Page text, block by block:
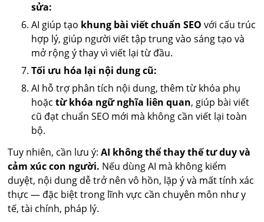
sửa:
AI giúp tạo khung bài viết chuẩn SEO với cấu trúc
hợp lý, giúp người viết tập trung vào sáng tạo và
mở rộng ý thay vì viết lại từ đầu.
Tối ưu hóa lại nội dung cũ:
AI hỗ trợ phân tích nội dung, thêm từ khóa phụ
hoặctừ khóa ngữ nghĩa liên quan, giúp bài viết
cũ đạt chuẩn SEO mới mà không cần viết lại toàn
bộ.
Tuy nhiên, cần lưu ý:AI không thể thay thế tư duy và
cảm xúc con người. Nếu dùng AI mà không kiểm
duyệt, nội dung dễ trở nên vô hồn, lặp ý và mất tính xác
thực — đặc biệt trong lĩnh vực cần chuyên môn như y
tế, tài chính, pháp lý.